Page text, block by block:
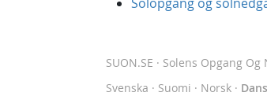
SUON.SE · Solens Opgang Og
Svenska · Suomi · Norsk ·